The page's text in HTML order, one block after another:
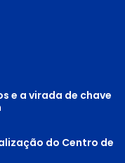
e a virada de chave
do Centro de